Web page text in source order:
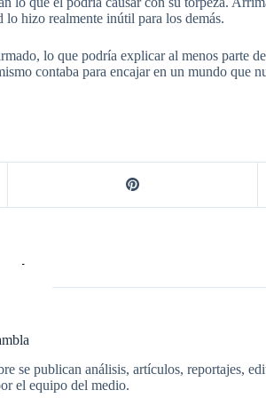
lo hizo realmente inútil para los demás.
lo que podría explicar al menos parte
contaba para encajar en un mundo que
se publican análisis, artículos, reportajes,
el equipo del medio.